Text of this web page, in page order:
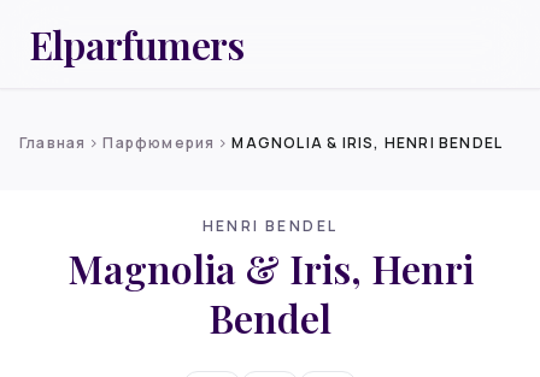
Elparfumers
Главная chevron_rightПарфюмерия chevron_rightMAGNOLIA & IRIS, HENRI BENDEL
HENRI BENDEL
Magnolia & Iris, Henri
Bendel